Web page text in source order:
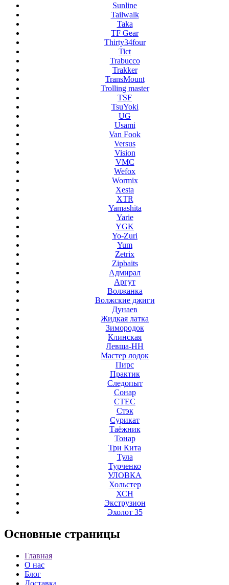
Sunline
Tailwalk
Taka
TF Gear
Thirty34four
Tict
Trabucco
Trakker
TransMount
Trolling master
TSF
TsuYoki
UG
Usami
Van Fook
Versus
Vision
VMC
Wefox
Wormix
Xesta
XTR
Yamashita
Yarie
YGK
Yo-Zuri
Yum
Zetrix
Zipbaits
Адмирал
Аргут
Волжанка
Волжские джиги
Дунаев
Жидкая латка
Зимородок
Клинская
Левша-НН
Мастер лодок
Пирс
Практик
Следопыт
Сонар
СТЕС
Стэк
Сурикат
Таёжник
Тонар
Три Кита
Тула
Турченко
УЛОВКА
Хольстер
ХСН
Экструзион
Эхолот 35
Основные страницы
Главная
О нас
Блог